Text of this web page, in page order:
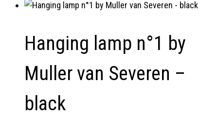
Hanging lamp n°1 by
Muller van Severen –
black